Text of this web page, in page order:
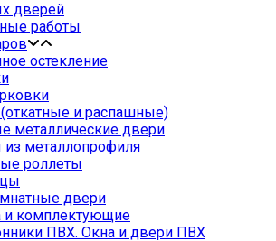
дверей
работы
остекление
(откатные и распашные)
металлические двери
из металлопрофиля
роллеты
двери
и комплектующие
ПВХ. Окна и двери ПВХ